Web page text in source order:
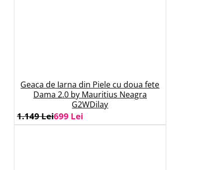
Geaca de Iarna din Piele cu doua fete
Dama 2.0 by Mauritius Neagra
G2WDilay
699 Lei
1.149 Lei